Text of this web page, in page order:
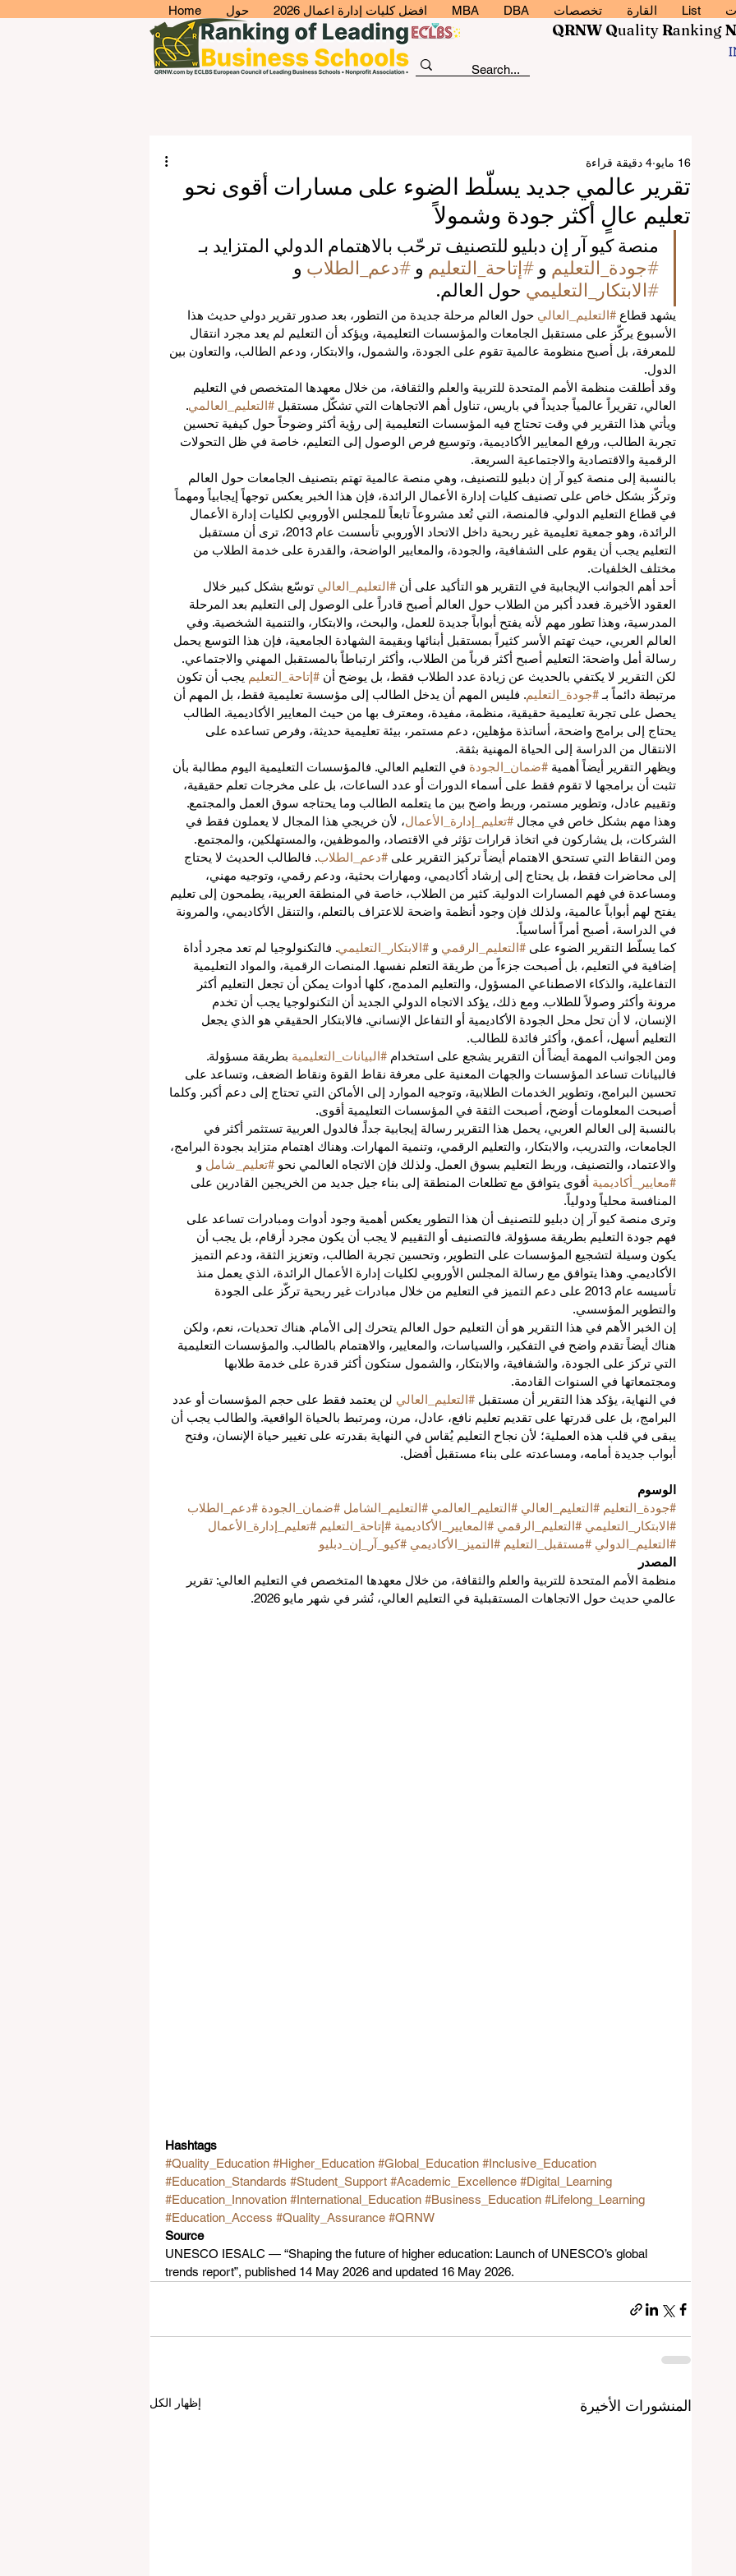
Home حول افضل كليات إدارة اعمال 2026 MBA DBA تخصصات القارة List
QRNW QualityRankingN
تقرير عالمي جديد يسلّط الضوء على مسارات أقوى نحو
تعليم عالٍ أكثر جودة وشمولاً
16 مايو 4 دقيقة قراءة
منصة كيو آر إن دبليو للتصنيف ترحّب بالاهتمام الدولي المتزايد بـ
#جودة_التعليم و #إتاحة_التعليم و #دعم_الطلاب و
#الابتكار_التعليمي حول العالم.
يشهد قطاع #التعليم_العالي حول العالم مرحلة جديدة من التطور، بعد صدور تقرير دولي حديث هذا
الأسبوع يركّز على مستقبل الجامعات والمؤسسات التعليمية، ويؤكد أن التعليم لم يعد مجرد انتقال
للمعرفة، بل أصبح منظومة عالمية تقوم على الجودة، والشمول، والابتكار، ودعم الطالب، والتعاون بين
الدول.
وقد أطلقت منظمة الأمم المتحدة للتربية والعلم والثقافة، من خلال معهدها المتخصص في التعليم
العالي، تقريراً عالمياً جديداً في باريس، تناول أهم الاتجاهات التي تشكّل مستقبل #التعليم_العالمي.
ويأتي هذا التقرير في وقت تحتاج فيه المؤسسات التعليمية إلى رؤية أكثر وضوحاً حول كيفية تحسين
تجربة الطالب، ورفع المعايير الأكاديمية، وتوسيع فرص الوصول إلى التعليم، خاصة في ظل التحولات
الرقمية والاقتصادية والاجتماعية السريعة.
بالنسبة إلى منصة كيو آر إن دبليو للتصنيف، وهي منصة عالمية تهتم بتصنيف الجامعات حول العالم
وتركّز بشكل خاص على تصنيف كليات إدارة الأعمال الرائدة، فإن هذا الخبر يعكس توجهاً إيجابياً ومهماً
في قطاع التعليم الدولي. فالمنصة، التي تُعد مشروعاً تابعاً للمجلس الأوروبي لكليات إدارة الأعمال
الرائدة، وهو جمعية تعليمية غير ربحية داخل الاتحاد الأوروبي تأسست عام 2013، ترى أن مستقبل
التعليم يجب أن يقوم على الشفافية، والجودة، والمعايير الواضحة، والقدرة على خدمة الطلاب من
مختلف الخلفيات.
أحد أهم الجوانب الإيجابية في التقرير هو التأكيد على أن #التعليم_العالي توسّع بشكل كبير خلال
العقود الأخيرة. فعدد أكبر من الطلاب حول العالم أصبح قادراً على الوصول إلى التعليم بعد المرحلة
المدرسية، وهذا تطور مهم لأنه يفتح أبواباً جديدة للعمل، والبحث، والابتكار، والتنمية الشخصية. وفي
العالم العربي، حيث تهتم الأسر كثيراً بمستقبل أبنائها وبقيمة الشهادة الجامعية، فإن هذا التوسع يحمل
رسالة أمل واضحة: التعليم أصبح أكثر قرباً من الطلاب، وأكثر ارتباطاً بالمستقبل المهني والاجتماعي.
لكن التقرير لا يكتفي بالحديث عن زيادة عدد الطلاب فقط، بل يوضح أن #إتاحة_التعليم يجب أن تكون
مرتبطة دائماً بـ #جودة_التعليم. فليس المهم أن يدخل الطالب إلى مؤسسة تعليمية فقط، بل المهم أن
يحصل على تجربة تعليمية حقيقية، منظمة، مفيدة، ومعترف بها من حيث المعايير الأكاديمية. الطالب
يحتاج إلى برامج واضحة، أساتذة مؤهلين، دعم مستمر، بيئة تعليمية حديثة، وفرص تساعده على
الانتقال من الدراسة إلى الحياة المهنية بثقة.
ويظهر التقرير أيضاً أهمية #ضمان_الجودة في التعليم العالي. فالمؤسسات التعليمية اليوم مطالبة بأن
تثبت أن برامجها لا تقوم فقط على أسماء الدورات أو عدد الساعات، بل على مخرجات تعلم حقيقية،
وتقييم عادل، وتطوير مستمر، وربط واضح بين ما يتعلمه الطالب وما يحتاجه سوق العمل والمجتمع.
وهذا مهم بشكل خاص في مجال #تعليم_إدارة_الأعمال، لأن خريجي هذا المجال لا يعملون فقط في
الشركات، بل يشاركون في اتخاذ قرارات تؤثر في الاقتصاد، والموظفين، والمستهلكين، والمجتمع.
ومن النقاط التي تستحق الاهتمام أيضاً تركيز التقرير على #دعم_الطلاب. فالطالب الحديث لا يحتاج
إلى محاضرات فقط، بل يحتاج إلى إرشاد أكاديمي، ومهارات بحثية، ودعم رقمي، وتوجيه مهني،
ومساعدة في فهم المسارات الدولية. كثير من الطلاب، خاصة في المنطقة العربية، يطمحون إلى تعليم
يفتح لهم أبواباً عالمية، ولذلك فإن وجود أنظمة واضحة للاعتراف بالتعلم، والتنقل الأكاديمي، والمرونة
في الدراسة، أصبح أمراً أساسياً.
كما يسلّط التقرير الضوء على #التعليم_الرقمي و #الابتكار_التعليمي. فالتكنولوجيا لم تعد مجرد أداة
إضافية في التعليم، بل أصبحت جزءاً من طريقة التعلم نفسها. المنصات الرقمية، والمواد التعليمية
التفاعلية، والذكاء الاصطناعي المسؤول، والتعليم المدمج، كلها أدوات يمكن أن تجعل التعليم أكثر
مرونة وأكثر وصولاً للطلاب. ومع ذلك، يؤكد الاتجاه الدولي الجديد أن التكنولوجيا يجب أن تخدم
الإنسان، لا أن تحل محل الجودة الأكاديمية أو التفاعل الإنساني. فالابتكار الحقيقي هو الذي يجعل
التعليم أسهل، أعمق، وأكثر فائدة للطالب.
ومن الجوانب المهمة أيضاً أن التقرير يشجع على استخدام #البيانات_التعليمية بطريقة مسؤولة.
فالبيانات تساعد المؤسسات والجهات المعنية على معرفة نقاط القوة ونقاط الضعف، وتساعد على
تحسين البرامج، وتطوير الخدمات الطلابية، وتوجيه الموارد إلى الأماكن التي تحتاج إلى دعم أكبر. وكلما
أصبحت المعلومات أوضح، أصبحت الثقة في المؤسسات التعليمية أقوى.
بالنسبة إلى العالم العربي، يحمل هذا التقرير رسالة إيجابية جداً. فالدول العربية تستثمر أكثر في
الجامعات، والتدريب، والابتكار، والتعليم الرقمي، وتنمية المهارات. وهناك اهتمام متزايد بجودة البرامج،
والاعتماد، والتصنيف، وربط التعليم بسوق العمل. ولذلك فإن الاتجاه العالمي نحو #تعليم_شامل و
#معايير_أكاديمية أقوى يتوافق مع تطلعات المنطقة إلى بناء جيل جديد من الخريجين القادرين على
المنافسة محلياً ودولياً.
وترى منصة كيو آر إن دبليو للتصنيف أن هذا التطور يعكس أهمية وجود أدوات ومبادرات تساعد على
فهم جودة التعليم بطريقة مسؤولة. فالتصنيف أو التقييم لا يجب أن يكون مجرد أرقام، بل يجب أن
يكون وسيلة لتشجيع المؤسسات على التطوير، وتحسين تجربة الطالب، وتعزيز الثقة، ودعم التميز
الأكاديمي. وهذا يتوافق مع رسالة المجلس الأوروبي لكليات إدارة الأعمال الرائدة، الذي يعمل منذ
تأسيسه عام 2013 على دعم التميز في التعليم من خلال مبادرات غير ربحية تركّز على الجودة
والتطوير المؤسسي.
إن الخبر الأهم في هذا التقرير هو أن التعليم حول العالم يتحرك إلى الأمام. هناك تحديات، نعم، ولكن
هناك أيضاً تقدم واضح في التفكير، والسياسات، والمعايير، والاهتمام بالطالب. والمؤسسات التعليمية
التي تركز على الجودة، والشفافية، والابتكار، والشمول ستكون أكثر قدرة على خدمة طلابها
ومجتمعاتها في السنوات القادمة.
في النهاية، يؤكد هذا التقرير أن مستقبل #التعليم_العالي لن يعتمد فقط على حجم المؤسسات أو عدد
البرامج، بل على قدرتها على تقديم تعليم نافع، عادل، مرن، ومرتبط بالحياة الواقعية. والطالب يجب أن
يبقى في قلب هذه العملية؛ لأن نجاح التعليم يُقاس في النهاية بقدرته على تغيير حياة الإنسان، وفتح
أبواب جديدة أمامه، ومساعدته على بناء مستقبل أفضل.
الوسوم
#جودة_التعليم #التعليم_العالي #التعليم_العالمي #التعليم_الشامل #ضمان_الجودة #دعم_الطلاب
#الابتكار_التعليمي #التعليم_الرقمي #المعايير_الأكاديمية #إتاحة_التعليم #تعليم_إدارة_الأعمال
#التعليم_الدولي #مستقبل_التعليم #التميز_الأكاديمي #كيو_آر_إن_دبليو
المصدر
منظمة الأمم المتحدة للتربية والعلم والثقافة، من خلال معهدها المتخصص في التعليم العالي: تقرير
عالمي حديث حول الاتجاهات المستقبلية في التعليم العالي، نُشر في شهر مايو 2026.
Hashtags
#Quality_Education #Higher_Education #Global_Education #Inclusive_Education
#Education_Standards #Student_Support #Academic_Excellence #Digital_Learning
#Education_Innovation #International_Education #Business_Education #Lifelong_Learning
#Education_Access #Quality_Assurance #QRNW
Source
UNESCO IESALC — “Shaping the future of higher education: Launch of UNESCO’s global
trends report”, published 14 May 2026 and updated 16 May 2026.
المنشورات الأخيرة إظهار الكل